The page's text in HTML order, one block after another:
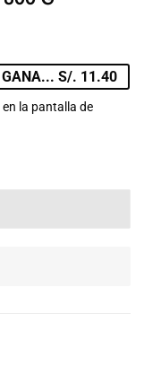
GANA... S/. 11.40
la pantalla de